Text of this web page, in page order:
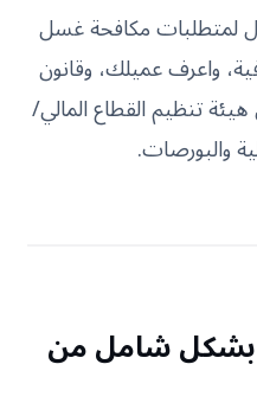
لمتطلبات مكافحة غسل
واعرف عميلك، وقانون
تنظيم القطاع المالي/
والبورصات.
بشكل شامل من